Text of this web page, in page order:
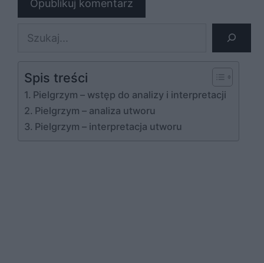
Szukaj
Spis treści
Pielgrzym – wstęp do analizy i interpretacji
Pielgrzym – analiza utworu
Pielgrzym – interpretacja utworu